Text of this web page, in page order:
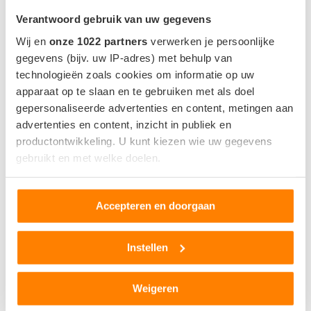
Verantwoord gebruik van uw gegevens
Wij en onze 1022 partners verwerken je persoonlijke
gegevens (bijv. uw IP-adres) met behulp van
technologieën zoals cookies om informatie op uw
apparaat op te slaan en te gebruiken met als doel
gepersonaliseerde advertenties en content, metingen aan
advertenties en content, inzicht in publiek en
productontwikkeling. U kunt kiezen wie uw gegevens
gebruikt en met welke doelen.
Als u het toestaat, willen we ook graag:
Informatie verzamelen over uw geografische locatie,
die tot een paar meter nauwkeurig kan zijn
Uw apparaat identificeren door het actief te scannen
verwerkt en stel uw voorkeuren in het
Accepteren en doorgaan
Instellen
Weigeren
MEEST GELEZEN NIEUWS
1